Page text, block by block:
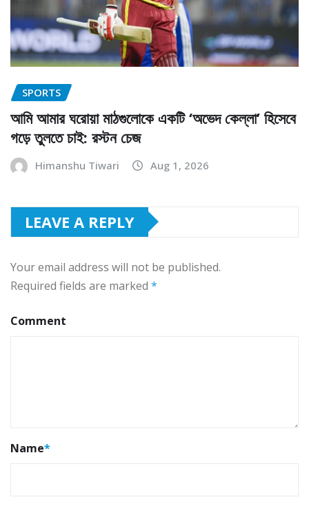
SPORTS
আমি আমার ঘরোয়া মাঠগুলোকে একটি ‘অভেদ কেল্লা’ হিসেবে
গড়ে তুলতে চাই: রস্টন চেজ
Himanshu Tiwari Aug 1, 2026
LEAVE A REPLY
Your email address will not be published.
Required fields are marked *
Comment
Name*